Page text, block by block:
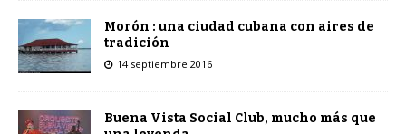
Morón : una ciudad cubana con aires de
tradición
14 septiembre 2016
Buena Vista Social Club, mucho más que